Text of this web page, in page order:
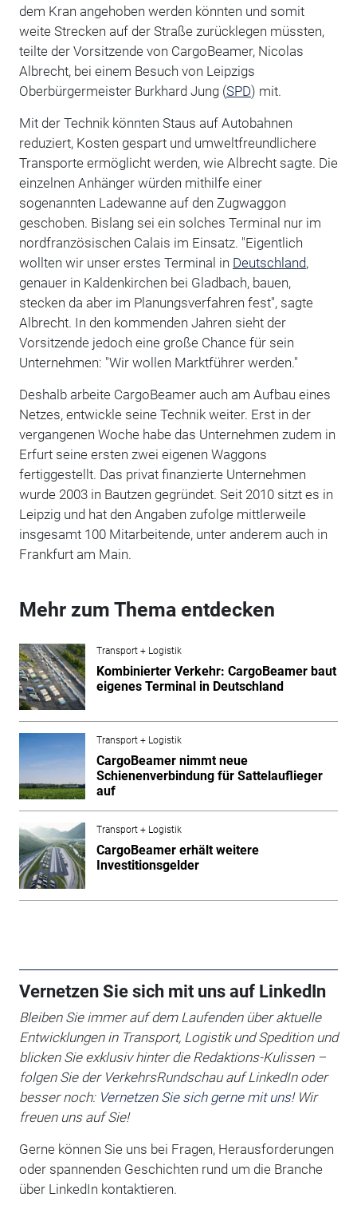
dem Kran angehoben werden könnten und somit
weite Strecken auf der Straße zurücklegen müssten,
teilte der Vorsitzende von CargoBeamer, Nicolas
Albrecht, bei einem Besuch von Leipzigs
Oberbürgermeister Burkhard Jung (SPD) mit.
Mit der Technik könnten Staus auf Autobahnen
reduziert, Kosten gespart und umweltfreundlichere
Transporte ermöglicht werden, wie Albrecht sagte. Die
einzelnen Anhänger würden mithilfe einer
sogenannten Ladewanne auf den Zugwaggon
geschoben. Bislang sei ein solches Terminal nur im
nordfranzösischen Calais im Einsatz. "Eigentlich
wollten wir unser erstes Terminal in Deutschland,
genauer in Kaldenkirchen bei Gladbach, bauen,
stecken da aber im Planungsverfahren fest", sagte
Albrecht. In den kommenden Jahren sieht der
Vorsitzende jedoch eine große Chance für sein
Unternehmen: "Wir wollen Marktführer werden."
Deshalb arbeite CargoBeamer auch am Aufbau eines
Netzes, entwickle seine Technik weiter. Erst in der
vergangenen Woche habe das Unternehmen zudem in
Erfurt seine ersten zwei eigenen Waggons
fertiggestellt. Das privat finanzierte Unternehmen
wurde 2003 in Bautzen gegründet. Seit 2010 sitzt es in
Leipzig und hat den Angaben zufolge mittlerweile
insgesamt 100 Mitarbeitende, unter anderem auch in
Frankfurt am Main.
Mehr zum Thema entdecken
Transport + Logistik
Kombinierter Verkehr: CargoBeamer baut
eigenes Terminal in Deutschland
Transport + Logistik
CargoBeamer nimmt neue
Schienenverbindung für Sattelauflieger
auf
Transport + Logistik
CargoBeamer erhält weitere
Investitionsgelder
Vernetzen Sie sich mit uns auf LinkedIn
Bleiben Sie immer auf dem Laufenden über aktuelle
Entwicklungen in Transport, Logistik und Spedition und
blicken Sie exklusiv hinter die Redaktions-Kulissen –
folgen Sie der VerkehrsRundschau auf LinkedIn oder
besser noch: Vernetzen Sie sich gerne mit uns!Wir
freuen uns auf Sie!
Gerne können Sie uns bei Fragen, Herausforderungen
oder spannenden Geschichten rund um die Branche
über LinkedIn kontaktieren.